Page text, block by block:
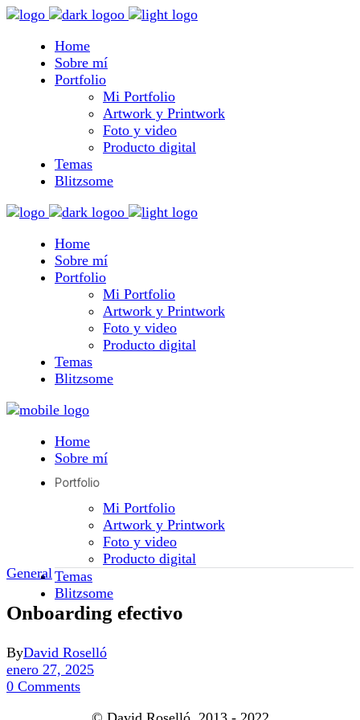
Home
Sobre mí
Portfolio
Mi Portfolio
Artwork y Printwork
Foto y video
Producto digital
Temas
Blitzsome
Home
Sobre mí
Portfolio
Mi Portfolio
Artwork y Printwork
Foto y video
Producto digital
Temas
Blitzsome
Home
Sobre mí
Portfolio
Mi Portfolio
Artwork y Printwork
Foto y video
Producto digital
Temas
Blitzsome
General
Onboarding efectivo
ByDavid Roselló
enero 27, 2025
0 Comments